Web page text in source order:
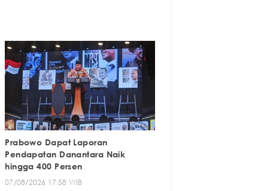
Prabowo Dapat Laporan
Pendapatan Danantara Naik
hingga 400 Persen
07/08/2026 17:58 WIB